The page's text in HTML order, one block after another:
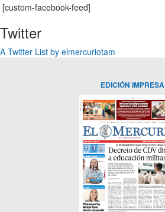
[custom-facebook-feed]
Twitter
A Twitter List by elmercuriotam
EDICIÓN IMPRESA